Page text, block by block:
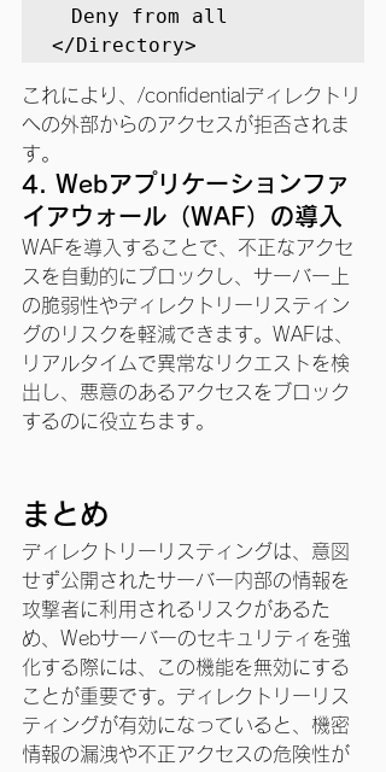
Deny from all
</Directory>
これにより、/confidentialディレクトリ
への外部からのアクセスが拒否されま
す。
4. Webアプリケーションファ
イアウォール（WAF）の導入
WAFを導入することで、不正なアクセ
スを自動的にブロックし、サーバー上
の脆弱性やディレクトリーリスティン
グのリスクを軽減できます。WAFは、
リアルタイムで異常なリクエストを検
出し、悪意のあるアクセスをブロック
するのに役立ちます。
まとめ
ディレクトリーリスティングは、意図
せず公開されたサーバー内部の情報を
攻撃者に利用されるリスクがあるた
め、Webサーバーのセキュリティを強
化する際には、この機能を無効にする
ことが重要です。ディレクトリーリス
ティングが有効になっていると、機密
情報の漏洩や不正アクセスの危険性が